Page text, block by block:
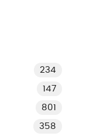
234
147
801
358